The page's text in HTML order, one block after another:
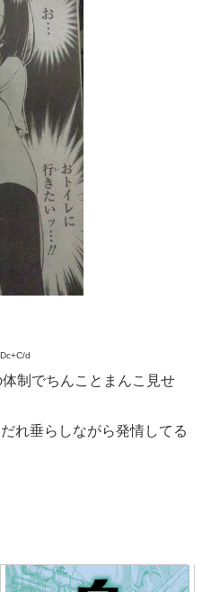
d
制でちんことまんこ見せ
れ垂らしながら発情してる